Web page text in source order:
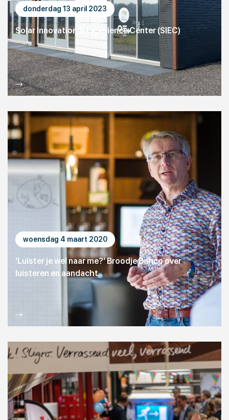
donderdag 13 april 2023
Solar Innovation & Experience Center (SIEC)
woensdag 4 maart 2020
‘Luister je wel naar me?’ Broodje Bahco over
luisteren en aandacht